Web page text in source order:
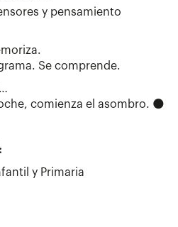
y pensamiento
Se comprende.
comienza el asombro. 🌑
y Primaria